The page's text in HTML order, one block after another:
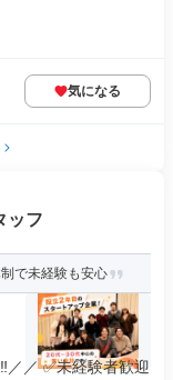
気になる
ッフ
で未経験も安心
／ ✅未経験者歓迎